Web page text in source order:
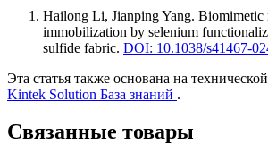
Hailong Li, Jianping Yang. Biomimetic
immobilization by selenium
sulfide fabric. DOI: 10.1038/s41467-
Эта статья также основана на
Kintek Solution База знаний .
Связанные товары